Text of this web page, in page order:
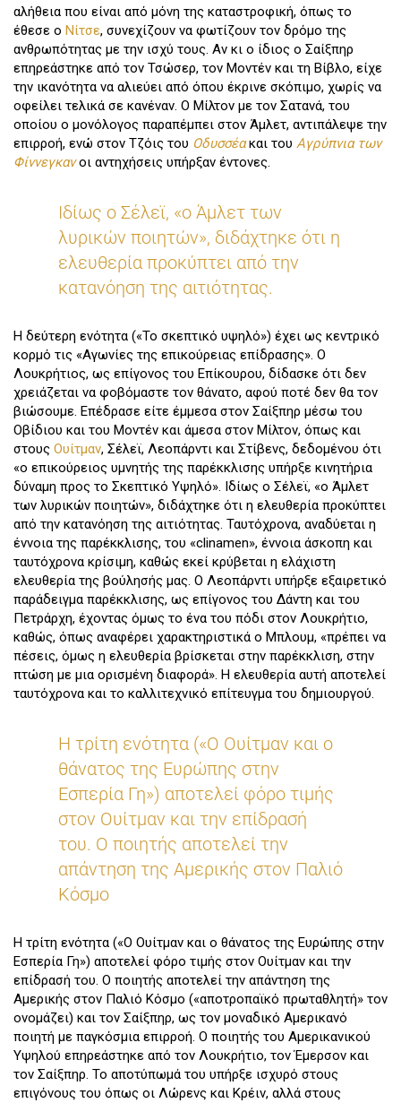
αλήθεια που είναι από μόνη της καταστροφική, όπως το
έθεσε ο Νίτσε, συνεχίζουν να φωτίζουν τον δρόμο της
ανθρωπότητας με την ισχύ τους. Αν κι ο ίδιος ο Σαίξπηρ
επηρεάστηκε από τον Τσώσερ, τον Μοντέν και τη Βίβλο, είχε
την ικανότητα να αλιεύει από όπου έκρινε σκόπιμο, χωρίς να
οφείλει τελικά σε κανέναν. Ο Μίλτον με τον Σατανά, του
οποίου ο μονόλογος παραπέμπει στον Άμλετ, αντιπάλεψε την
επιρροή, ενώ στον Τζόις του Οδυσσέακαι του Αγρύπνια των
Φίννεγκανοι αντηχήσεις υπήρξαν έντονες.
Ιδίως ο Σέλεϊ, «ο Άμλετ των
λυρικών ποιητών», διδάχτηκε ότι η
ελευθερία προκύπτει από την
κατανόηση της αιτιότητας.
Η δεύτερη ενότητα («Το σκεπτικό υψηλό») έχει ως κεντρικό
κορμό τις «Αγωνίες της επικούρειας επίδρασης». Ο
Λουκρήτιος, ως επίγονος του Επίκουρου, δίδασκε ότι δεν
χρειάζεται να φοβόμαστε τον θάνατο, αφού ποτέ δεν θα τον
βιώσουμε. Επέδρασε είτε έμμεσα στον Σαίξπηρ μέσω του
Οβίδιου και του Μοντέν και άμεσα στον Μίλτον, όπως και
στους Ουίτμαν, Σέλεϊ, Λεοπάρντι και Στίβενς, δεδομένου ότι
«ο επικούρειος υμνητής της παρέκκλισης υπήρξε κινητήρια
δύναμη προς το Σκεπτικό Υψηλό». Ιδίως ο Σέλεϊ, «ο Άμλετ
των λυρικών ποιητών», διδάχτηκε ότι η ελευθερία προκύπτει
από την κατανόηση της αιτιότητας. Ταυτόχρονα, αναδύεται η
έννοια της παρέκκλισης, του «clinamen», έννοια άσκοπη και
ταυτόχρονα κρίσιμη, καθώς εκεί κρύβεται η ελάχιστη
ελευθερία της βούλησής μας. Ο Λεοπάρντι υπήρξε εξαιρετικό
παράδειγμα παρέκκλισης, ως επίγονος του Δάντη και του
Πετράρχη, έχοντας όμως το ένα του πόδι στον Λουκρήτιο,
καθώς, όπως αναφέρει χαρακτηριστικά ο Μπλουμ, «πρέπει να
πέσεις, όμως η ελευθερία βρίσκεται στην παρέκκλιση, στην
πτώση με μια ορισμένη διαφορά». Η ελευθερία αυτή αποτελεί
ταυτόχρονα και το καλλιτεχνικό επίτευγμα του δημιουργού.
Η τρίτη ενότητα («Ο Ουίτμαν και ο
θάνατος της Ευρώπης στην
Εσπερία Γη») αποτελεί φόρο τιμής
στον Ουίτμαν και την επίδρασή
του. Ο ποιητής αποτελεί την
απάντηση της Αμερικής στον Παλιό
Κόσμο
Η τρίτη ενότητα («Ο Ουίτμαν και ο θάνατος της Ευρώπης στην
Εσπερία Γη») αποτελεί φόρο τιμής στον Ουίτμαν και την
επίδρασή του. Ο ποιητής αποτελεί την απάντηση της
Αμερικής στον Παλιό Κόσμο («αποτροπαϊκό πρωταθλητή» τον
ονομάζει) και τον Σαίξπηρ, ως τον μοναδικό Αμερικανό
ποιητή με παγκόσμια επιρροή. Ο ποιητής του Αμερικανικού
Υψηλού επηρεάστηκε από τον Λουκρήτιο, τον Έμερσον και
τον Σαίξπηρ. Το αποτύπωμά του υπήρξε ισχυρό στους
επιγόνους του όπως οι Λώρενς και Κρέιν, αλλά στους